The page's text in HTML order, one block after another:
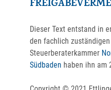
Dieser Text entstand in
den fachlich
Steuerberaterkammer
Südbaden haben ihn am